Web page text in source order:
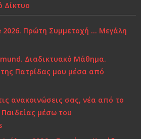
Η Παιδεία είναι το μόνο
ξεκινά από το σπίτι
Δίκτυο
2026. Πρώτη Συμμετοχή … Μεγάλη
Διαδικτυακό Μάθημα.
Πατρίδας μου μέσα από
ανακοινώσεις σας, νέα από το
μέσω του